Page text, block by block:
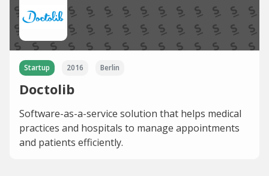
Startup 2016 Berlin
Doctolib
Software-as-a-service solution that helps medical
practices and hospitals to manage appointments
and patients efficiently.